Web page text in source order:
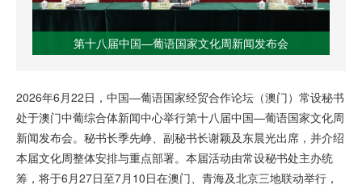
第十八届中国—葡语国家文化周新闻发布会
2026年6月22日，中国—葡语国家经贸合作论坛（澳门）常设秘书
处于澳门中葡综合体新闻中心举行第十八届中国—葡语国家文化周
新闻发布会。秘书长季先峥、副秘书长谢颖及东晨光出席，并介绍
本届文化周整体安排与重点部署。本届活动由常设秘书处主办统
筹，将于6月27日至7月10日在澳门、青海及北京三地联动举行，